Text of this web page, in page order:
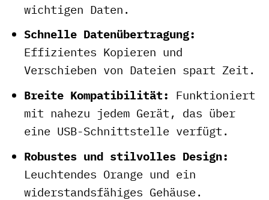
wichtigen Daten.
Schnelle Datenübertragung:
Effizientes Kopieren und
Verschieben von Dateien spart Zeit.
Breite Kompatibilität: Funktioniert
mit nahezu jedem Gerät, das über
eine USB-Schnittstelle verfügt.
Robustes und stilvolles Design:
Leuchtendes Orange und ein
widerstandsfähiges Gehäuse.